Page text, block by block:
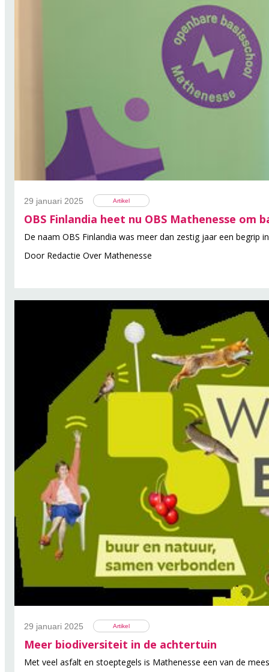
29 januari 2025 Artikel
OBS Finlandia heet nu OBS Mathenesse
De naam OBS Finlandia was meer dan zestig jaar een begrip
Door Redactie Over Mathenesse
29 januari 2025 Artikel
Meer biodiversiteit in de achtertuin
Met veel asfalt en stoeptegels is Mathenesse een van de